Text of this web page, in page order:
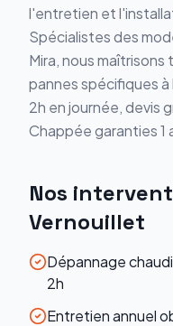
l'entretien et
Spécialistes des
Mira, nous
pannes spécifiques
2h en journée, devis
Chappéegaranties 1
Nos
Vernouillet
Dépannage
2h
Entretien annuel